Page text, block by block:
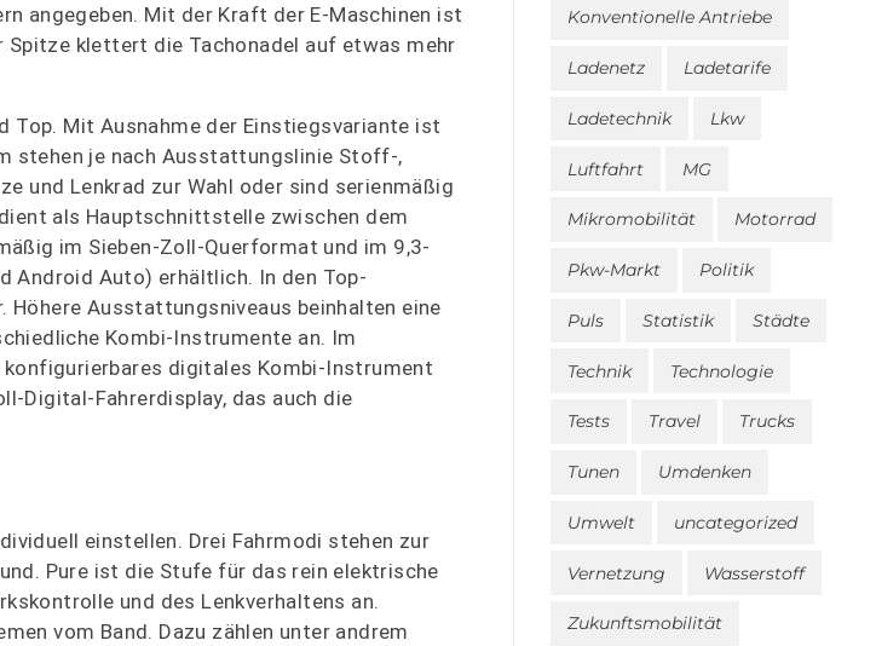
angegeben. Mit der Kraft der E-Maschinen ist
klettert die Tachonadel auf etwas mehr
Top. Mit Ausnahme der Einstiegsvariante ist
stehen je nach Ausstattungslinie Stoff-,
und Lenkrad zur Wahl oder sind serienmäßig
als Hauptschnittstelle zwischen dem
im Sieben-Zoll-Querformat und im 9,3-
Android Auto) erhältlich. In den Top-
Ausstattungsniveaus beinhalten eine
Kombi-Instrumente an. Im
digitales Kombi-Instrument
Digital-Fahrerdisplay, das auch die
einstellen. Drei Fahrmodi stehen zur
Pure ist die Stufe für das rein elektrische
und des Lenkverhaltens an.
vom Band. Dazu zählen unter andrem
Konventionelle Antriebe
Ladenetz Ladetarife
Ladetechnik Lkw
Luftfahrt MG
Mikromobilität Motorrad
Pkw-Markt Politik
Puls Statistik Städte
Technik Technologie
Tests Travel Trucks
Tunen Umdenken
Umwelt uncategorized
Vernetzung Wasserstoff
Zukunftsmobilität